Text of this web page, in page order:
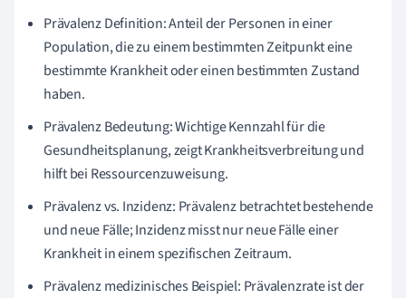
Prävalenz Definition: Anteil der Personen in einer
Population, die zu einem bestimmten Zeitpunkt eine
bestimmte Krankheit oder einen bestimmten Zustand
haben.
Prävalenz Bedeutung: Wichtige Kennzahl für die
Gesundheitsplanung, zeigt Krankheitsverbreitung und
hilft bei Ressourcenzuweisung.
Prävalenz vs. Inzidenz: Prävalenz betrachtet bestehende
und neue Fälle; Inzidenz misst nur neue Fälle einer
Krankheit in einem spezifischen Zeitraum.
Prävalenz medizinisches Beispiel: Prävalenzrate ist der